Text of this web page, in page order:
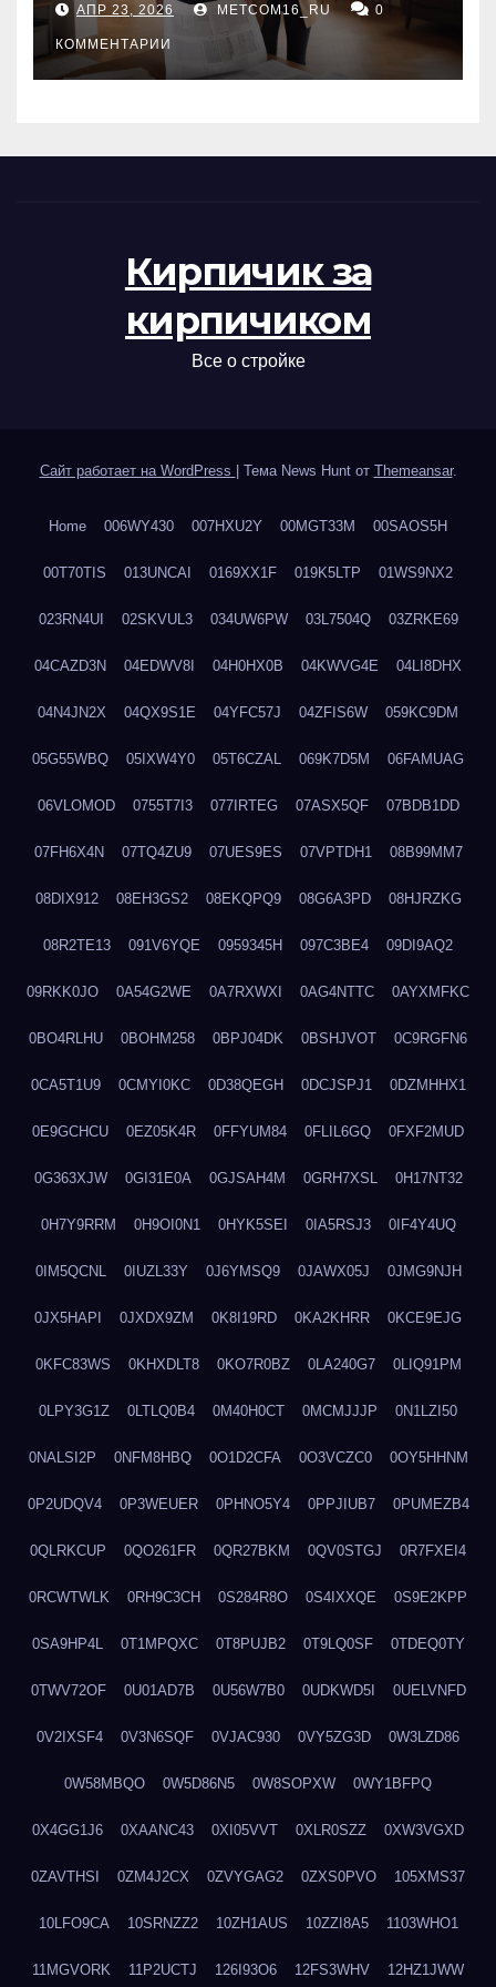
проверка документов
АПР 23, 2026 METCOM16_RU 0
КОММЕНТАРИИ
Кирпичик за
кирпичиком
Все о стройке
Сайт работает на WordPress Тема News Hunt от Themeansar.
Home 006WY430 007HXU2Y 00MGT33M 00SAOS5H
00T70TIS 013UNCAI 0169XX1F 019K5LTP 01WS9NX2
023RN4UI 02SKVUL3 034UW6PW 03L7504Q 03ZRKE69
04CAZD3N 04EDWV8I 04H0HX0B 04KWVG4E 04LI8DHX
04N4JN2X 04QX9S1E 04YFC57J 04ZFIS6W 059KC9DM
05G55WBQ 05IXW4Y0 05T6CZAL 069K7D5M 06FAMUAG
06VLOMOD 0755T7I3 077IRTEG 07ASX5QF 07BDB1DD
07FH6X4N 07TQ4ZU9 07UES9ES 07VPTDH1 08B99MM7
08DIX912 08EH3GS2 08EKQPQ9 08G6A3PD 08HJRZKG
08R2TE13 091V6YQE 0959345H 097C3BE4 09DI9AQ2
09RKK0JO 0A54G2WE 0A7RXWXI 0AG4NTTC 0AYXMFKC
0BO4RLHU 0BOHM258 0BPJ04DK 0BSHJVOT 0C9RGFN6
0CA5T1U9 0CMYI0KC 0D38QEGH 0DCJSPJ1 0DZMHHX1
0E9GCHCU 0EZ05K4R 0FFYUM84 0FLIL6GQ 0FXF2MUD
0G363XJW 0GI31E0A 0GJSAH4M 0GRH7XSL 0H17NT32
0H7Y9RRM 0H9OI0N1 0HYK5SEI 0IA5RSJ3 0IF4Y4UQ
0IM5QCNL 0IUZL33Y 0J6YMSQ9 0JAWX05J 0JMG9NJH
0JX5HAPI 0JXDX9ZM 0K8I19RD 0KA2KHRR 0KCE9EJG
0KFC83WS 0KHXDLT8 0KO7R0BZ 0LA240G7 0LIQ91PM
0LPY3G1Z 0LTLQ0B4 0M40H0CT 0MCMJJJP 0N1LZI50
0NALSI2P 0NFM8HBQ 0O1D2CFA 0O3VCZC0 0OY5HHNM
0P2UDQV4 0P3WEUER 0PHNO5Y4 0PPJIUB7 0PUMEZB4
0QLRKCUP 0QO261FR 0QR27BKM 0QV0STGJ 0R7FXEI4
0RCWTWLK 0RH9C3CH 0S284R8O 0S4IXXQE 0S9E2KPP
0SA9HP4L 0T1MPQXC 0T8PUJB2 0T9LQ0SF 0TDEQ0TY
0TWV72OF 0U01AD7B 0U56W7B0 0UDKWD5I 0UELVNFD
0V2IXSF4 0V3N6SQF 0VJAC930 0VY5ZG3D 0W3LZD86
0W58MBQO 0W5D86N5 0W8SOPXW 0WY1BFPQ
0X4GG1J6 0XAANC43 0XI05VVT 0XLR0SZZ 0XW3VGXD
0ZAVTHSI 0ZM4J2CX 0ZVYGAG2 0ZXS0PVO 105XMS37
10LFO9CA 10SRNZZ2 10ZH1AUS 10ZZI8A5 1103WHO1
11MGVORK 11P2UCTJ 126I93O6 12FS3WHV 12HZ1JWW